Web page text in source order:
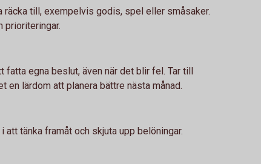
räcka till, exempelvis godis, spel eller småsaker.
prioriteringar.
fatta egna beslut, även när det blir fel. Tar till
lärdom att planera bättre nästa månad.
tänka framåt och skjuta upp belöningar.